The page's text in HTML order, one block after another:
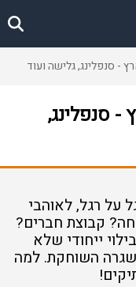
- סנפלינג, גלישה ועוד
- סנפלינג,
רגל, לאוהבי
קבוצת חברים?
ייחודי שלא
השוחקת. למה